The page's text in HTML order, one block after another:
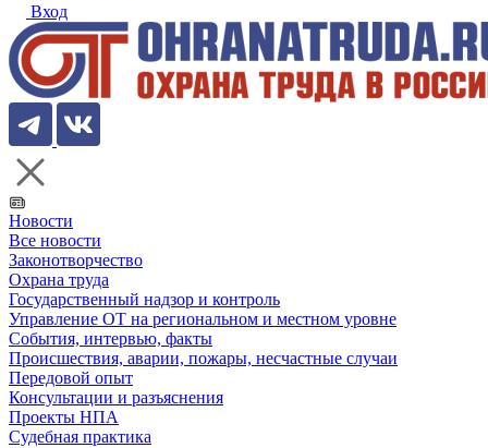
Вход
Новости
Все новости
Законотворчество
Охрана труда
Государственный надзор и контроль
Управление ОТ на региональном и местном уровне
События, интервью, факты
Происшествия, аварии, пожары, несчастные случаи
Передовой опыт
Консультации и разъяснения
Проекты НПА
Судебная практика